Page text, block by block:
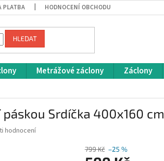
PLATBA HODNOCENÍ OBCHODU
HLEDAT
Metrážové záclony Záclony
Srdíčka 400x160 cm
hodnocení
799 Kč –25 %